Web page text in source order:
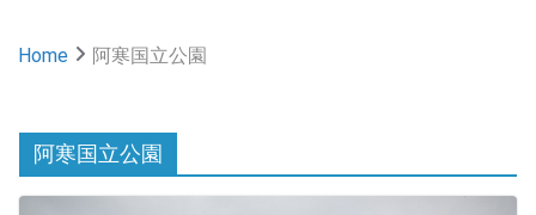
Home 阿寒国立公園
阿寒国立公園